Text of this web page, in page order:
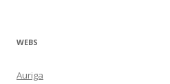
WEBS
Auriga